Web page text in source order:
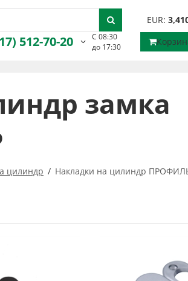
EUR:
512-70-20
С 08:30
до 17:30
замка
цилиндр Накладки на цилиндр